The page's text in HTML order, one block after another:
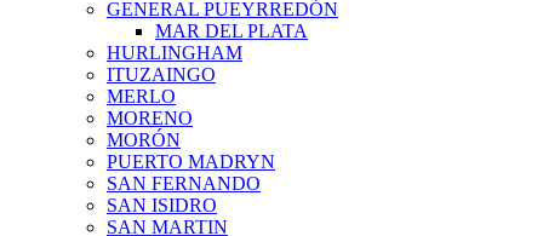
GENERAL PUEYRREDÓN
MAR DEL PLATA
HURLINGHAM
ITUZAINGO
MERLO
MORENO
MORÓN
PUERTO MADRYN
SAN FERNANDO
SAN ISIDRO
SAN MARTIN